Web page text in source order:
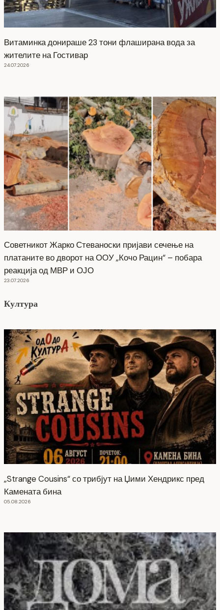
Витаминка донираше 23 тони флаширана вода за
жителите на Гостивар
24.07.2026
Советникот Жарко Стеваноски пријави сечење на
платаните во дворот на ООУ „Кочо Рацин“ – побара
реакција од МВР и ОЈО
23.07.2026
Култура
„Strange Cousins“ со трибјут на Џими Хендрикс пред
Камената бина
05.08.2026